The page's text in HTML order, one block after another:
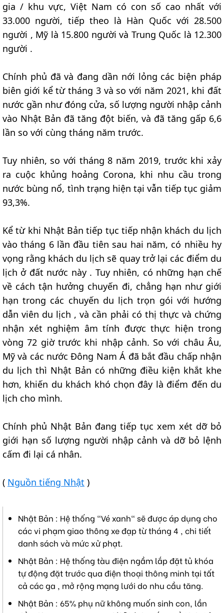
gia / khu vực, Việt Nam có con số cao nhất với
33.000 người, tiếp theo là Hàn Quốc với 28.500
người , Mỹ là 15.800 người và Trung Quốc là 12.300
người .
Chính phủ đã và đang dần nới lỏng các biện pháp
biên giới kể từ tháng 3 và so với năm 2021, khi đất
nước gần như đóng cửa, số lượng người nhập cảnh
vào Nhật Bản đã tăng đột biến, và đã tăng gấp 6,6
lần so với cùng tháng năm trước.
Tuy nhiên, so với tháng 8 năm 2019, trước khi xảy
ra cuộc khủng hoảng Corona, khi nhu cầu trong
nước bùng nổ, tình trạng hiện tại vẫn tiếp tục giảm
93,3%.
Kể từ khi Nhật Bản tiếp tục tiếp nhận khách du lịch
vào tháng 6 lần đầu tiên sau hai năm, có nhiều hy
vọng rằng khách du lịch sẽ quay trở lại các điểm du
lịch ở đất nước này . Tuy nhiên, có những hạn chế
về cách tận hưởng chuyến đi, chẳng hạn như giới
hạn trong các chuyến du lịch trọn gói với hướng
dẫn viên du lịch , và cần phải có thị thực và chứng
nhận xét nghiệm âm tính được thực hiện trong
vòng 72 giờ trước khi nhập cảnh. So với châu Âu,
Mỹ và các nước Đông Nam Á đã bắt đầu chấp nhận
du lịch thì Nhật Bản có những điều kiện khắt khe
hơn, khiến du khách khó chọn đây là điểm đến du
lịch cho mình.
Chính phủ Nhật Bản đang tiếp tục xem xét dỡ bỏ
giới hạn số lượng người nhập cảnh và dỡ bỏ lệnh
cấm đi lại cá nhân.
( Nguồn tiếng Nhật )
Nhật Bản : Hệ thống "Vé xanh" sẽ được áp dụng cho
các vi phạm giao thông xe đạp từ tháng 4 , chi tiết
danh sách và mức xử phạt.
Nhật Bản : Hệ thống tàu điện ngầm lắp đặt tủ khóa
tự động đặt trước qua điện thoại thông minh tại tất
cả các ga , mở rộng mạng lưới do nhu cầu tăng.
Nhật Bản : 65% phụ nữ không muốn sinh con, lần